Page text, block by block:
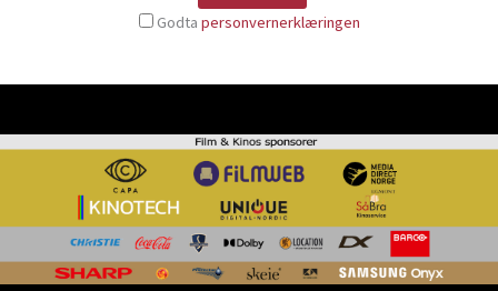
Godta personvernerklæringen